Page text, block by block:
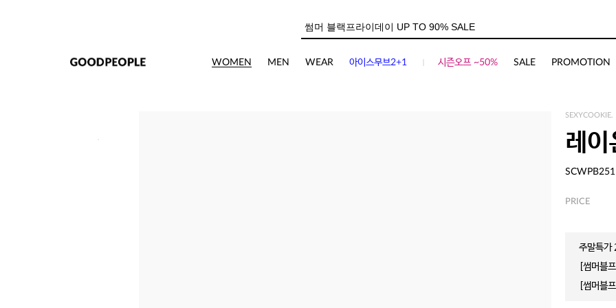
WOMEN MEN WEAR 아이스무브2+1 시즌오프 ~50% SALE PROMOTION
SEXYCOOKIE.
레이
SCWPB251
PRICE
주말특
[썸머블
[썸머블